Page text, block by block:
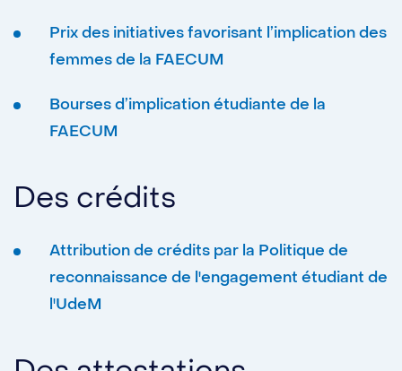
Prix des initiatives favorisant l’implication des
femmes de la FAECUM
Bourses d’implication étudiante de la
FAECUM
Des crédits
Attribution de crédits par la Politique de
reconnaissance de l'engagement étudiant de
l'UdeM